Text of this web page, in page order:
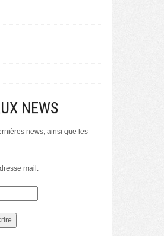
NEWS
news, ainsi que les
mail: